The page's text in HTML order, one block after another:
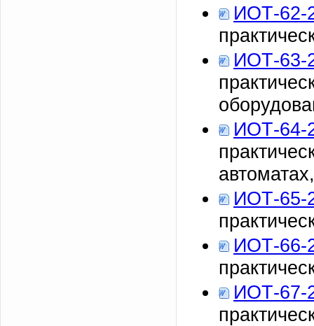
ИОТ-62-
ИОТ-63-
ИОТ-64-
ИОТ-65-
ИОТ-66-
ИОТ-67-